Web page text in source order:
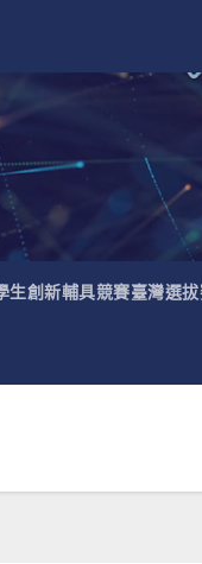
生創新輔具競賽臺灣選